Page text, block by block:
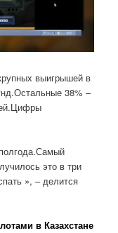
выигрышей в
38% –
это в три
», – делится
в Казахстане